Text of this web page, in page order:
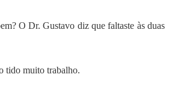
O Dr. Gustavo diz que faltaste às duas
tido muito trabalho.